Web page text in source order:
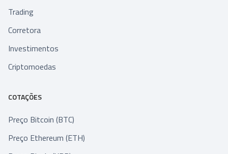
Trading
Corretora
Investimentos
Criptomoedas
COTAÇÕES
Preço Bitcoin (BTC)
Preço Ethereum (ETH)